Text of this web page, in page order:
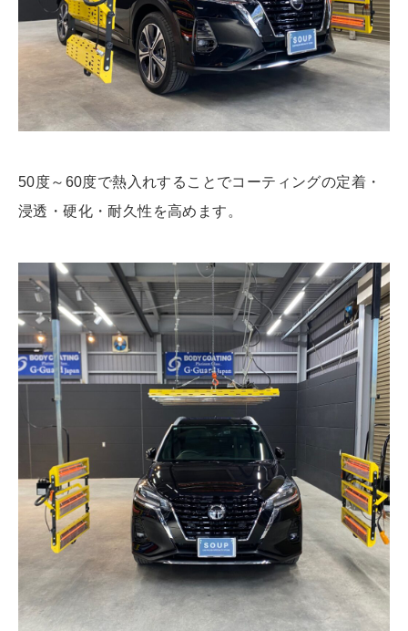
50度～60度で熱入れすることでコーティングの定着・
浸透・硬化・耐久性を高めます。